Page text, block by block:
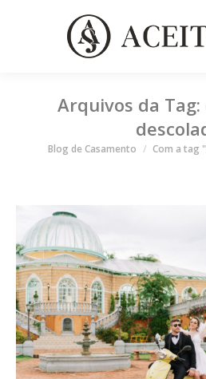
Arquivos da Tag:
Você está aqui
Blog de Casamento Com a tag